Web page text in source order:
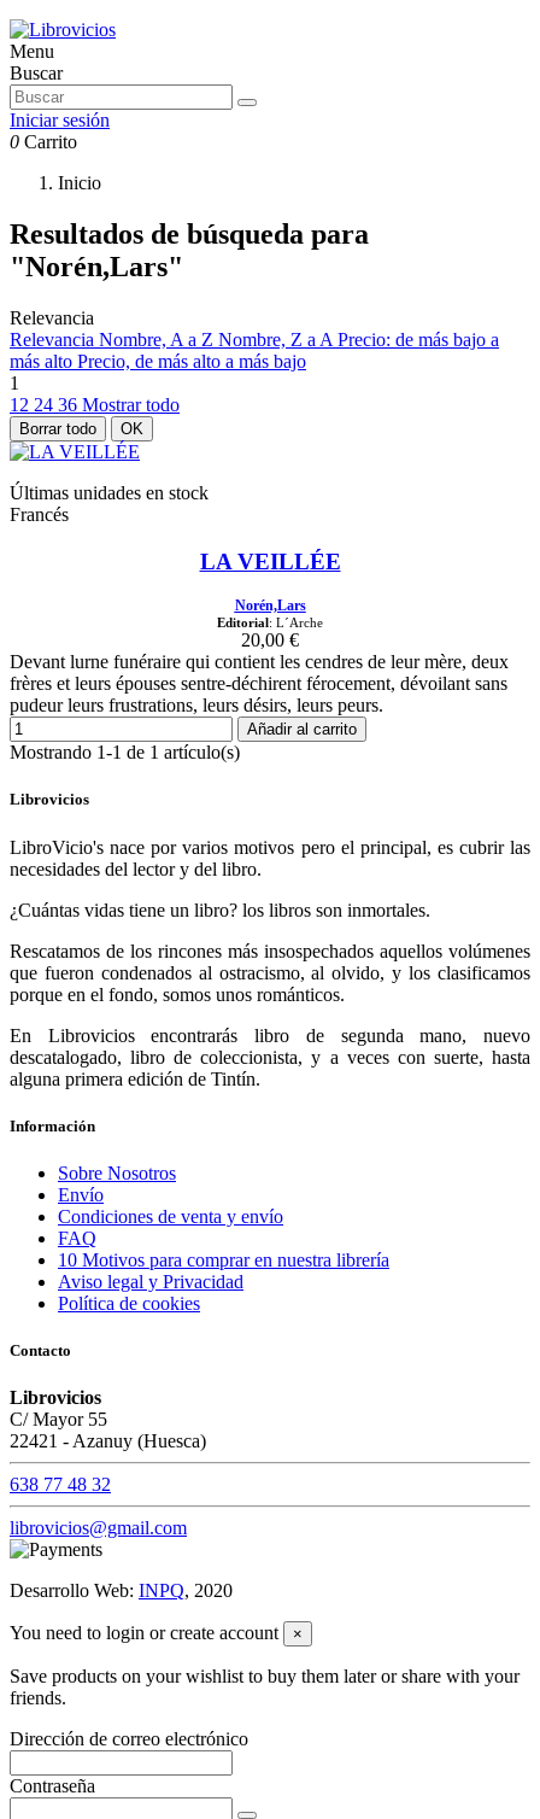
Menu
Buscar
Iniciar sesión
0 Carrito
Inicio
Resultados de búsqueda para
"Norén,Lars"
Relevancia
Relevancia Nombre, A a Z Nombre, Z a A Precio: de más bajo a
más alto Precio, de más alto a más bajo
1
12 24 36 Mostrar todo
Borrar todo OK
Últimas unidades en stock
Francés
LA VEILLÉE
Norén,Lars
Editorial : L´Arche
20,00 €
Devant lurne funéraire qui contient les cendres de leur mère, deux
frères et leurs épouses sentre-déchirent férocement, dévoilant sans
pudeur leurs frustrations, leurs désirs, leurs peurs.
Añadir al carrito
Mostrando 1-1 de 1 artículo(s)
Librovicios
LibroVicio's nace por varios motivos pero el principal, es cubrir las
necesidades del lector y del libro.
¿Cuántas vidas tiene un libro? los libros son inmortales.
Rescatamos de los rincones más insospechados aquellos volúmenes
que fueron condenados al ostracismo, al olvido, y los clasificamos
porque en el fondo, somos unos románticos.
En Librovicios encontrarás libro de segunda mano, nuevo
descatalogado, libro de coleccionista, y a veces con suerte, hasta
alguna primera edición de Tintín.
Información
Sobre Nosotros
Envío
Condiciones de venta y envío
FAQ
10 Motivos para comprar en nuestra librería
Aviso legal y Privacidad
Política de cookies
Contacto
Librovicios
C/ Mayor 55
22421 - Azanuy (Huesca)
638 77 48 32
librovicios@gmail.com
Desarrollo Web: INPQ, 2020
You need to login or create account ×
Save products on your wishlist to buy them later or share with your
friends.
Dirección de correo electrónico
Contraseña